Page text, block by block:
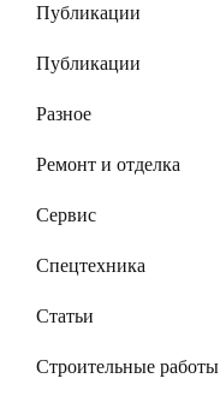
Публикации
Публикации
Разное
Ремонт и отделка
Сервис
Спецтехника
Статьи
Строительные работы